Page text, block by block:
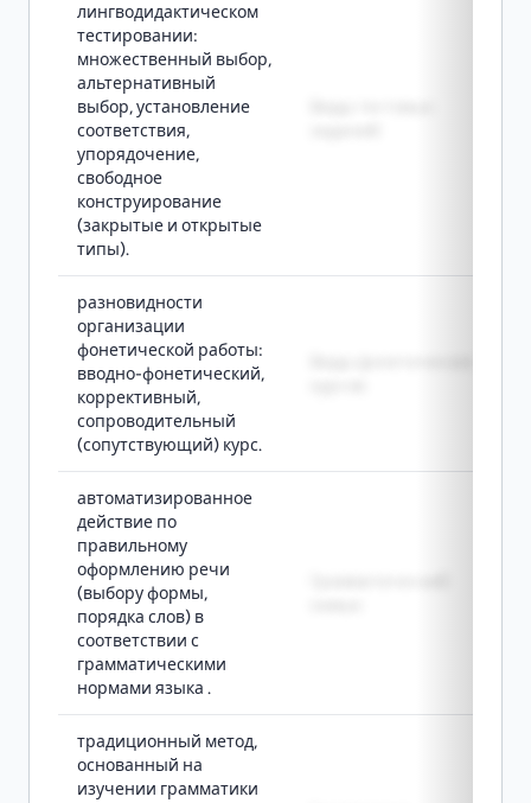
лингводидактическом
тестировании:
множественный выбор,
альтернативный
выбор, установление
соответствия,
упорядочение,
свободное
конструирование
(закрытые и открытые
типы).
разновидности
организации
фонетической работы:
вводно-фонетический,
коррективный,
сопроводительный
(сопутствующий) курс.
автоматизированное
действие по
правильному
оформлению речи
(выбору формы,
порядка слов) в
соответствии с
грамматическими
нормами языка .
традиционный метод,
основанный на
изучении грамматики